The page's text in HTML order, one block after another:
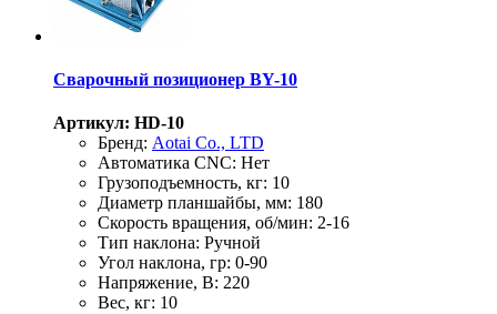
Сварочный позиционер BY-10
Артикул: HD-10
Бренд: Aotai Co., LTD
Автоматика CNC: Нет
Грузоподъемность, кг: 10
Диаметр планшайбы, мм: 180
Скорость вращения, об/мин: 2-16
Тип наклона: Ручной
Угол наклона, гр: 0-90
Напряжение, В: 220
Вес, кг: 10